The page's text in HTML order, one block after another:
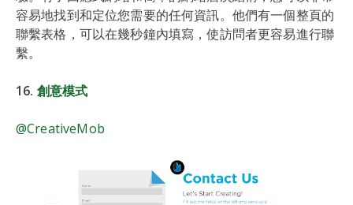
容易地找到和定位您需要的任何資訊。他們有一個整頁的
聯繫表格，可以在幾秒鐘內填寫，使訪問者更容易進行聯
繫。
16. 創意模式
@CreativeMob